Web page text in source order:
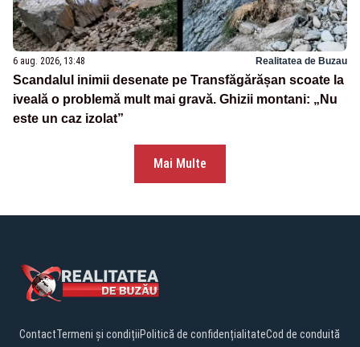
6 aug. 2026, 13:48 Realitatea de Buzau
Scandalul inimii desenate pe Transfăgărășan scoate la
iveală o problemă mult mai gravă. Ghizii montani: „Nu
este un caz izolat”
Mai Multe
ContactTermeni și condițiiPolitică de confidențialitateCod de conduită